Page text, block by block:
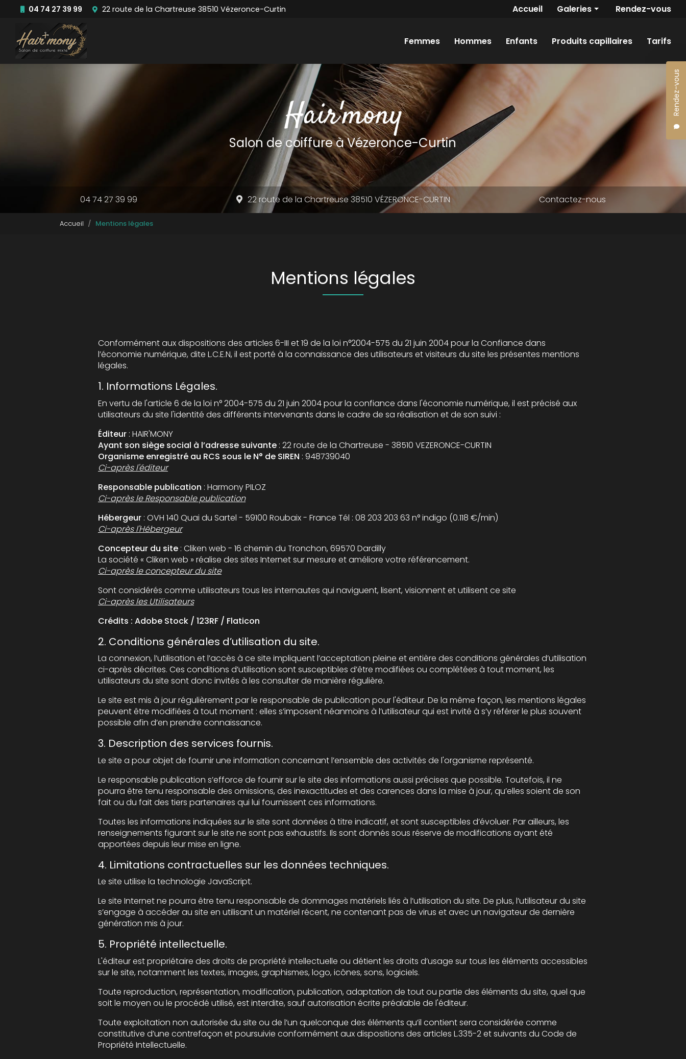
contenu
principal
04 74 27 39 99 22 route de la Chartreuse 38510 Vézeronce-Curtin Navigation secondaire
Accueil Galeries
Hommes
Enfants
Rendez-vous
Rendez-vous
Femmes
Hommes Enfants Produits capillaires Tarifs
Salon de coiffureà Vézeronce-Curtin
04 74 27 39 99 22 route de la Chartreuse 38510 VÉZERONCE-CURTIN Contactez-nous
Accueil Mentions légales
Mentions légales
Conformément aux dispositions des articles 6-III et 19 de la loi n°2004-575 du 21 juin 2004 pour la Confiance dans
l’économie numérique, dite L.C.E.N, il est porté à la connaissance des utilisateurs et visiteurs du site les présentes mentions
légales.
1. Informations Légales.
En vertu de l'article 6 de la loi n° 2004-575 du 21 juin 2004 pour la confiance dans l'économie numérique, il est précisé aux
utilisateurs du site l'identité des différents intervenants dans le cadre de sa réalisation et de son suivi :
Éditeur : HAIR'MONY
Ayant son siège social à l’adresse suivante : 22 route de la Chartreuse - 38510 VEZERONCE-CURTIN
Organisme enregistré au RCS sous le N° de SIREN : 948739040
Ci-après l'éditeur
Responsable publication : Harmony PILOZ
Ci-après le Responsable publication
Hébergeur
: OVH 140 Quai du Sartel - 59100 Roubaix - France Tél : 08 203 203 63 n° indigo (0.118 €/min)
Ci-après l'Hébergeur
Concepteur du site : Cliken web - 16 chemin du Tronchon, 69570 Dardilly
La société « Cliken web » réalise des sites Internet sur mesure et améliore votre référencement.
Ci-après le concepteur du site
Sont considérés comme utilisateurs tous les internautes qui naviguent, lisent, visionnent et utilisent ce site
Ci-après les Utilisateurs
Crédits : Adobe Stock / 123RF / Flaticon
2. Conditions générales d’utilisation du site.
La connexion, l’utilisation et l’accès à ce site impliquent l’acceptation pleine et entière des conditions générales d’utilisation
ci-après décrites. Ces conditions d’utilisation sont susceptibles d’être modifiées ou complétées à tout moment, les
utilisateurs du site sont donc invités à les consulter de manière régulière.
Le site est mis à jour régulièrement par le responsable de publication pour l'éditeur. De la même façon, les mentions légales
peuvent être modifiées à tout moment : elles s’imposent néanmoins à l’utilisateur qui est invité à s’y référer le plus souvent
possible afin d’en prendre connaissance.
3. Description des services fournis.
Le site a pour objet de fournir une information concernant l’ensemble des activités de l'organisme représenté.
Le responsable publication s’efforce de fournir sur le site des informations aussi précises que possible. Toutefois, il ne
pourra être tenu responsable des omissions, des inexactitudes et des carences dans la mise à jour, qu’elles soient de son
fait ou du fait des tiers partenaires qui lui fournissent ces informations.
Toutes les informations indiquées sur le site sont données à titre indicatif, et sont susceptibles d’évoluer. Par ailleurs, les
renseignements figurant sur le site ne sont pas exhaustifs. Ils sont donnés sous réserve de modifications ayant été
apportées depuis leur mise en ligne.
4. Limitations contractuelles sur les données techniques.
Le site utilise la technologie JavaScript.
Le site Internet ne pourra être tenu responsable de dommages matériels liés à l’utilisation du site. De plus, l’utilisateur du site
s’engage à accéder au site en utilisant un matériel récent, ne contenant pas de virus et avec un navigateur de dernière
génération mis à jour.
5. Propriété intellectuelle.
L'éditeur est propriétaire des droits de propriété intellectuelle ou détient les droits d’usage sur tous les éléments accessibles
sur le site, notamment les textes, images, graphismes, logo, icônes, sons, logiciels.
Toute reproduction, représentation, modification, publication, adaptation de tout ou partie des éléments du site, quel que
soit le moyen ou le procédé utilisé, est interdite, sauf autorisation écrite préalable de l'éditeur.
Toute exploitation non autorisée du site ou de l’un quelconque des éléments qu’il contient sera considérée comme
constitutive d’une contrefaçon et poursuivie conformément aux dispositions des articles L.335-2 et suivants du Code de
Propriété Intellectuelle.